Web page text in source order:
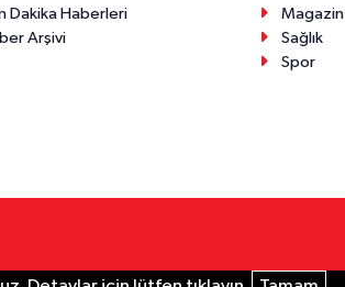
Dakika Haberleri
Arşivi
Magazin
Sağlık
Spor